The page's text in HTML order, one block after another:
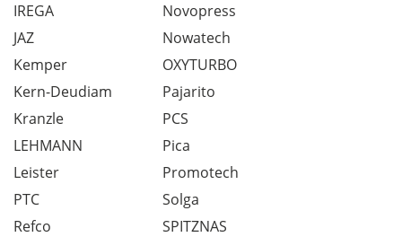
IREGA
JAZ
Kemper
Kern-Deudiam
Kranzle
LEHMANN
Leister
Novopress
Nowatech
OXYTURBO
Pajarito
PCS
Pica
Promotech
PTC
Refco
Solga
SPITZNAS